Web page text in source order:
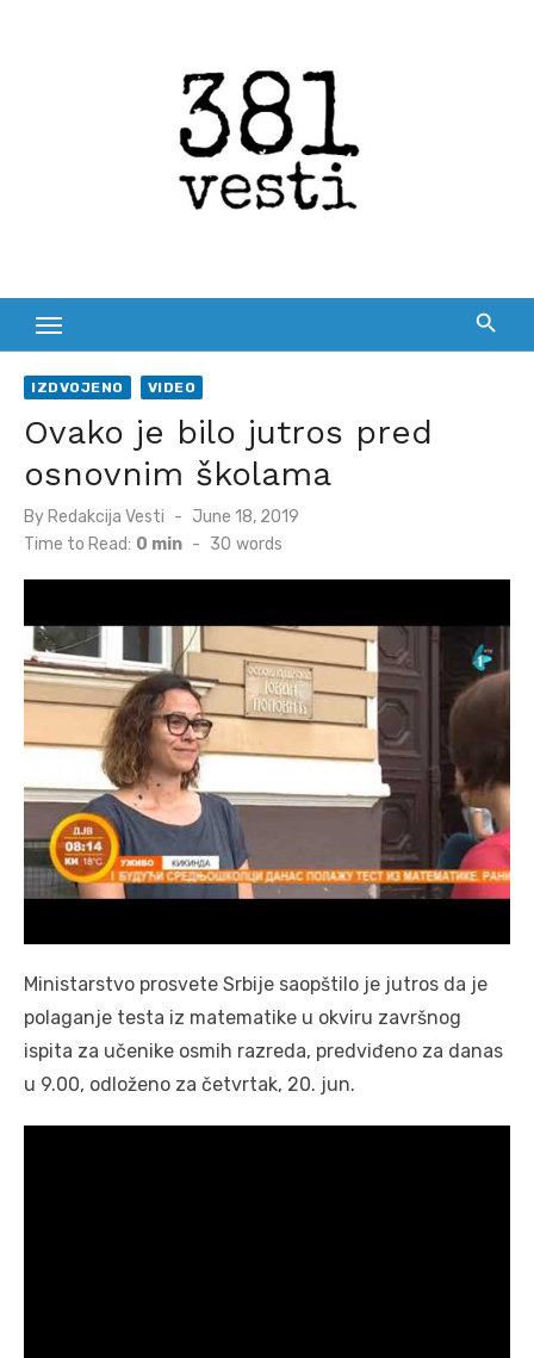
IZDVOJENO VIDEO
Ovako je bilo jutros pred
osnovnim školama
By Redakcija Vesti
Posted
June 18, 2019
Time to Read: 0 min - 30 words
Ministarstvo prosvete Srbije saopštilo je jutros da je
polaganje testa iz matematike u okviru završnog
ispita za učenike osmih razreda, predviđeno za danas
u 9.00, odloženo za četvrtak, 20. jun.